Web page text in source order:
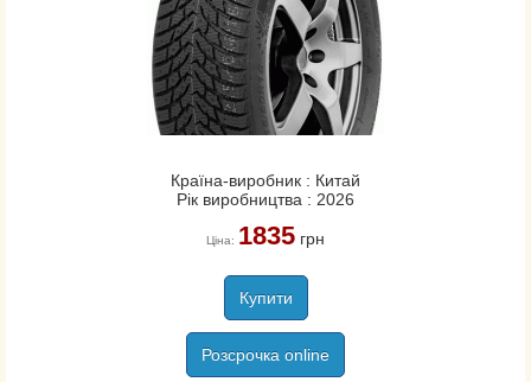
Країна-виробник : Китай
Рік виробництва : 2026
Ціна: 1835грн
Купити
Розсрочка online